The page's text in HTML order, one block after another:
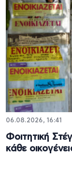
06.08.2026, 16:41
Φοιτητική
κάθε